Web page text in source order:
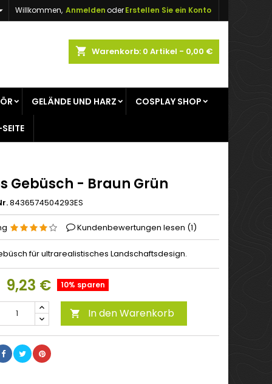
Willkommen, AnmeldenoderErstellen Sie ein Konto
shopping_cart Warenkorb: 0 Artikel - 0,00 €
GELÄNDE UND HARZ COSPLAY SHOP
Gebüsch - Braun Grün
8436574504293ES
Kundenbewertungen lesen (1)
für ultrarealistisches Landschaftsdesign.
9,23 € 10% sparen
 In den Warenkorb